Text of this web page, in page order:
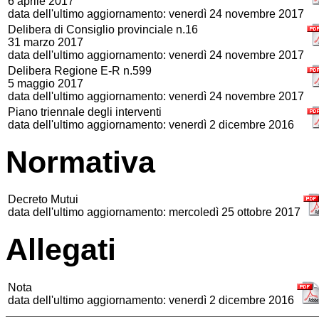
data dell'ultimo aggiornamento: venerdì 24 novembre 2017
Delibera di Consiglio provinciale n.16
31 marzo 2017
data dell'ultimo aggiornamento: venerdì 24 novembre 2017
Delibera Regione E-R n.599
5 maggio 2017
data dell'ultimo aggiornamento: venerdì 24 novembre 2017
Piano triennale degli interventi
data dell'ultimo aggiornamento: venerdì 2 dicembre 2016
Normativa
Decreto Mutui
data dell'ultimo aggiornamento: mercoledì 25 ottobre 2017
Allegati
Nota
data dell'ultimo aggiornamento: venerdì 2 dicembre 2016